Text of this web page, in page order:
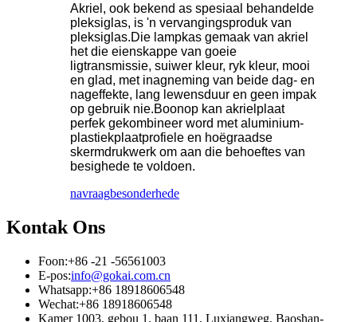
Akriel, ook bekend as spesiaal behandelde
pleksiglas, is 'n vervangingsproduk van
pleksiglas.Die lampkas gemaak van akriel
het die eienskappe van goeie
ligtransmissie, suiwer kleur, ryk kleur, mooi
en glad, met inagneming van beide dag- en
nageffekte, lang lewensduur en geen impak
op gebruik nie.Boonop kan akrielplaat
perfek gekombineer word met aluminium-
plastiekplaatprofiele en hoëgraadse
skermdrukwerk om aan die behoeftes van
besighede te voldoen.
navraagbesonderhede
Kontak Ons
Foon:+86 -21 -56561003
E-pos:info@gokai.com.cn
Whatsapp:+86 18918606548
Wechat:+86 18918606548
Kamer 1003, gebou 1, baan 111, Luxiangweg, Baoshan-